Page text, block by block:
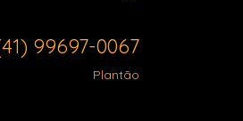
99697-0067
Plantão